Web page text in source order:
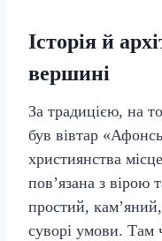
Історія й
вершині
За традицією, на
був вівтар
християнства
пов’язана з вірою
простий,
суворі умови. Там